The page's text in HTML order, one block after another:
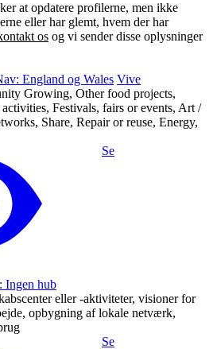
at opdatere profilerne, men ikke
eller har glemt, hvem der har
os og vi sender disse oplysninger
England og Wales Vive
Growing, Other food projects,
Festivals, fairs or events, Art /
Share, Repair or reuse, Energy,
Se
Ingen hub
eller -aktiviteter, visioner for
opbygning af lokale netværk,
Se